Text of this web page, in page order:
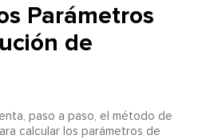
Parámetros
de
paso a paso, el método de
calcular los parámetros de